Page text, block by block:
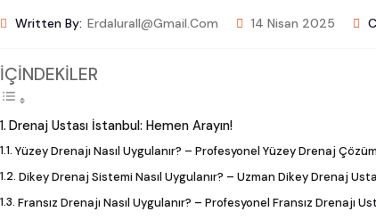
Written By: Erdalurall@gmail.com 14 Nisan 2025
İÇİNDEKİLER
Drenaj Ustası İstanbul: Hemen Arayın!
Yüzey Drenajı Nasıl Uygulanır? – Profesyonel Yüzey Drenaj
Dikey Drenaj Sistemi Nasıl Uygulanır? – Uzman Dikey Drenaj
Fransız Drenajı Nasıl Uygulanır? – Profesyonel Fransız Drenajı